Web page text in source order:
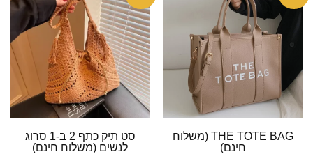
THE TOTE BAG (משלוח
חינם)
סט תיק כתף 2 ב-1 סרוג
לנשים (משלוח חינם)